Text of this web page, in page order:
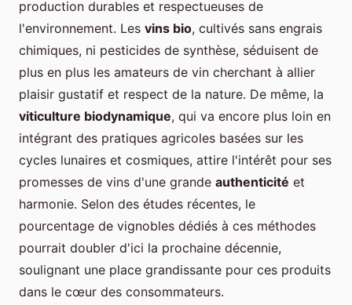
production durables et respectueuses de
l'environnement. Les vins bio, cultivés sans engrais
chimiques, ni pesticides de synthèse, séduisent de
plus en plus les amateurs de vin cherchant à allier
plaisir gustatif et respect de la nature. De même, la
viticulture biodynamique, qui va encore plus loin en
intégrant des pratiques agricoles basées sur les
cycles lunaires et cosmiques, attire l'intérêt pour ses
promesses de vins d'une grande authenticité et
harmonie. Selon des études récentes, le
pourcentage de vignobles dédiés à ces méthodes
pourrait doubler d'ici la prochaine décennie,
soulignant une place grandissante pour ces produits
dans le cœur des consommateurs.